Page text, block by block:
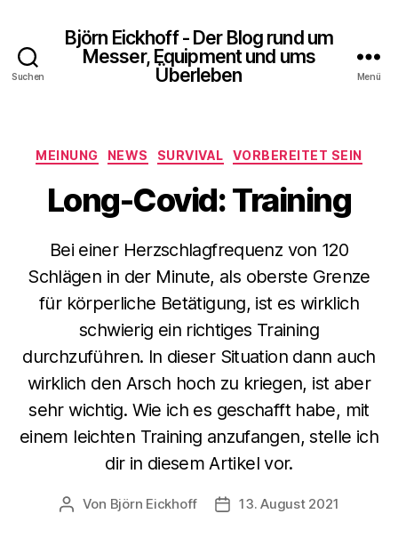
Suchen
Björn Eickhoff - Der Blog rund um
Messer, Equipment und ums
Überleben
Menü
Kategorien
MEINUNG NEWS SURVIVAL VORBEREITET SEIN
Long-Covid: Training
Bei einer Herzschlagfrequenz von 120
Schlägen in der Minute, als oberste Grenze
für körperliche Betätigung, ist es wirklich
schwierig ein richtiges Training
durchzuführen. In dieser Situation dann auch
wirklich den Arsch hoch zu kriegen, ist aber
sehr wichtig. Wie ich es geschafft habe, mit
einem leichten Training anzufangen, stelle ich
dir in diesem Artikel vor.
Beitragsautor
Von Björn Eickhoff Veröffentlichungsdatum
13. August 2021